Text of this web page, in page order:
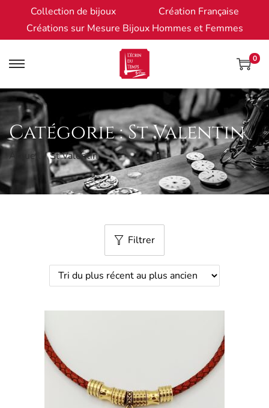
Collection de bijoux
Création Française
Créations sur Mesure Bijoux Hommes et Femmes
0
Catégorie :St Valentin
Accueil / St Valentin
Filtrer